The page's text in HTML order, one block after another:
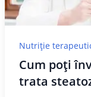
Nutriție
Cum poți
trata